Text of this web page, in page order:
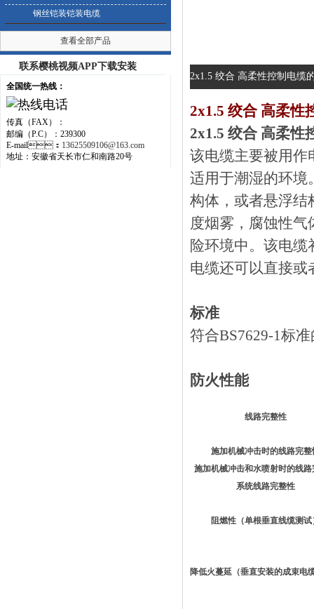
钢丝铠装铠装电缆
查看全部产品
联系樱桃视频APP下载安装
全国统一热线：
传真（FAX）：
邮编（P.C）：239300
E-mail： 13625509106@163.com
地址：安徽省天长市仁和南路20号
2x1.5 绞合 高柔性控制电缆的
2x1.5 绞合 高柔性
2x1.5 绞合 高柔性
该电缆主要被用作电
适用于潮湿的环境
构体，或者悬浮结
度烟雾，腐蚀性
险环境中。该电
电缆还可以直接或
标准
符合BS7629-1标
防火性能
线路完整性
施加机械冲击时的线路完整
施加机械冲击和水喷射时的线路
系统线路完整性
阻燃性（单根垂直线缆测试
降低火蔓延（垂直安装的成束电